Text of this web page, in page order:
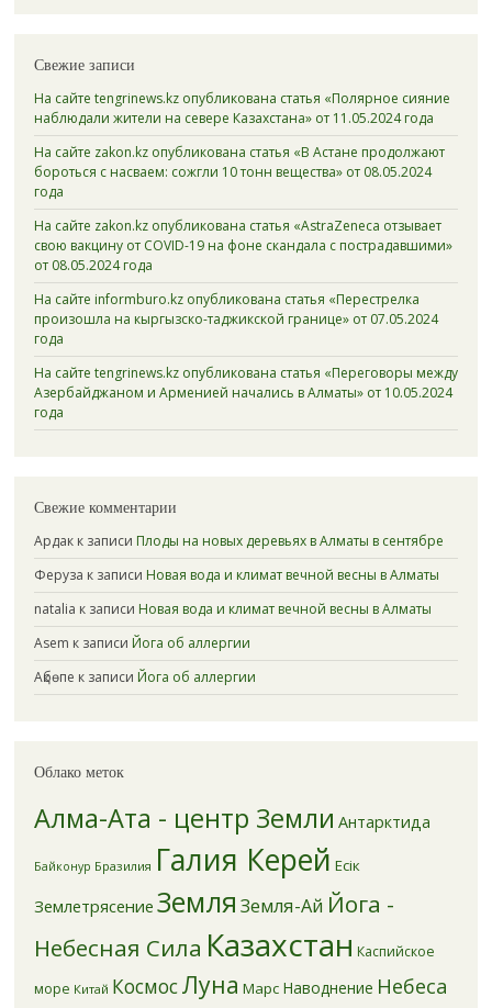
Свежие записи
На сайте tengrinews.kz опубликована статья «Полярное сияние
наблюдали жители на севере Казахстана» от 11.05.2024 года
На сайте zakon.kz опубликована статья «В Астане продолжают
бороться с насваем: сожгли 10 тонн вещества» от 08.05.2024
года
На сайте zakon.kz опубликована статья «AstraZeneca отзывает
свою вакцину от COVID-19 на фоне скандала с пострадавшими»
от 08.05.2024 года
На сайте informburo.kz опубликована статья «Перестрелка
произошла на кыргызско-таджикской границе» от 07.05.2024
года
На сайте tengrinews.kz опубликована статья «Переговоры между
Азербайджаном и Арменией начались в Алматы» от 10.05.2024
года
Свежие комментарии
Ардакк записи Плоды на новых деревьях в Алматы в сентябре
Феруза к записи Новая вода и климат вечной весны в Алматы
natalia к записи Новая вода и климат вечной весны в Алматы
Asem к записи Йога об аллергии
Ақбөпе к записи Йога об аллергии
Облако меток
Алма-Ата - центр Земли Антарктида
Байконур Бразилия Галия Керей Есік
Землетрясение Земля Земля-Ай Йога -
Небесная Сила Казахстан Каспийское
море Китай КосмосЛуна Марс Наводнение Небеса